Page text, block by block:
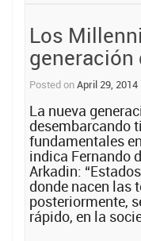
Los
generación
Posted onApril 29, 2014
La nueva
desembarcando
fundamentales
indica Fernando
Arkadin:
donde nacen las
posteriormente,
rápido, en la